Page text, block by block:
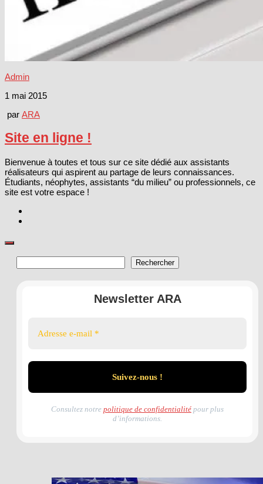
Admin
1 mai 2015
par ARA
Site en ligne !
Bienvenue à toutes et tous sur ce site dédié aux assistants
réalisateurs qui aspirent au partage de leurs connaissances.
Étudiants, néophytes, assistants “du milieu” ou professionnels, ce
site est votre espace !
Rechercher
Newsletter ARA
Consultez notre politique de confidentialité pour plus
d’informations.